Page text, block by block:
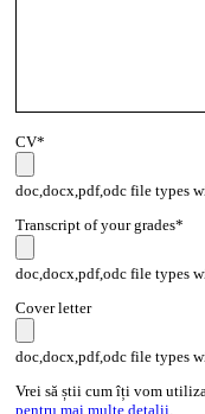
CV*
doc,docx,pdf,odc file types
Transcript of your grades*
doc,docx,pdf,odc file types
Cover letter
doc,docx,pdf,odc file types
Vrei să știi cum îți vom
pentru mai multe detalii